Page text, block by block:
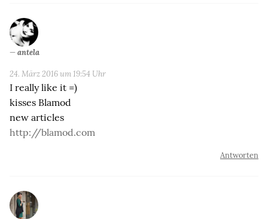
antela
24. März 2016 um 19:54 Uhr
I really like it =)
kisses Blamod
new articles
http://blamod.com
Antworten